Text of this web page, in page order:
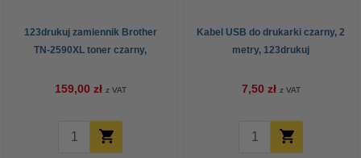
123drukuj zamiennik Brother
TN-2590XL toner czarny,
159,00 zł z VAT
Kabel USB do drukarki czarny, 2
metry, 123drukuj
7,50 zł z VAT